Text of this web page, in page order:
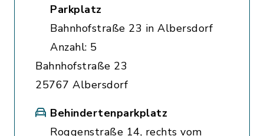
Parkplatz
Bahnhofstraße 23 in Albersdorf
Anzahl: 5
Bahnhofstraße 23
25767 Albersdorf
Behindertenparkplatz
Roggenstraße 14, rechts vom